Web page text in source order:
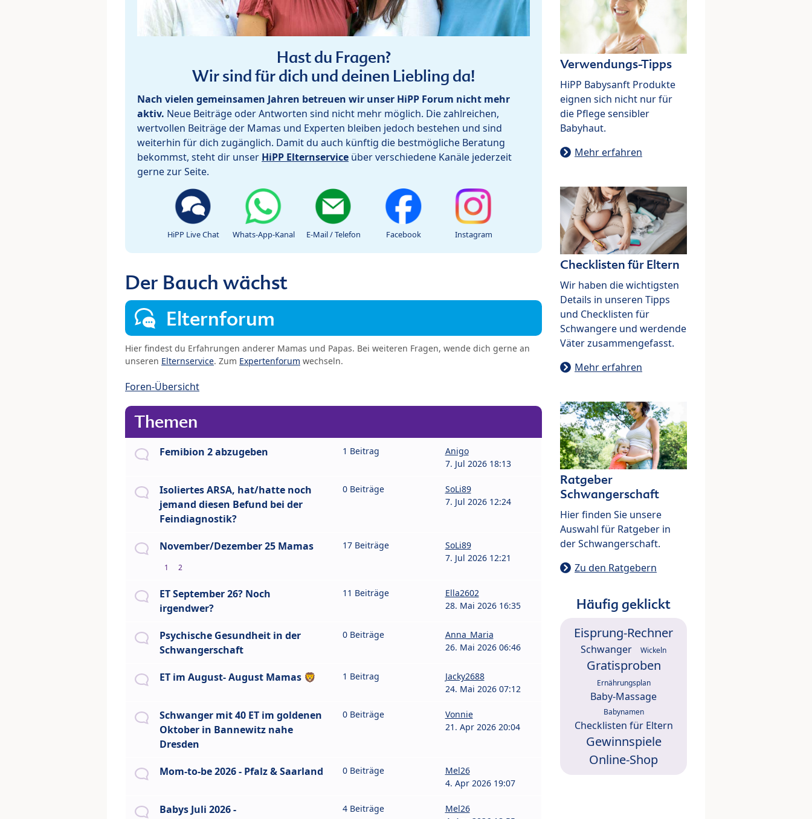
Hast du Fragen?
Wir sind für dich und deinen Liebling da!
Nach vielen gemeinsamen Jahren betreuen wir unser HiPP Forum nicht mehr
aktiv. Neue Beiträge oder Antworten sind nicht mehr möglich. Die zahlreichen,
wertvollen Beiträge der Mamas und Experten bleiben jedoch bestehen und sind
weiterhin für dich zugänglich. Damit du auch künftig die bestmögliche Beratung
bekommst, steht dir unser HiPP Elternservice über verschiedene Kanäle jederzeit
gerne zur Seite.
HiPP Live Chat Whats-App-Kanal E-Mail / Telefon Facebook Instagram
Der Bauch wächst
Elternforum
Hier findest du Erfahrungen anderer Mamas und Papas. Bei weiteren Fragen, wende dich gerne an
unseren Elternservice. Zum Expertenforum wechseln.
Foren-Übersicht
Themen
Femibion 2 abzugeben 1 Beitrag
Anigo
7. Jul 2026 18:13
Isoliertes ARSA, hat/hatte noch
jemand diesen Befund bei der
Feindiagnostik?
0 Beiträge
SoLi89
7. Jul 2026 12:24
November/Dezember 25 Mamas
1 2
17 Beiträge
SoLi89
7. Jul 2026 12:21
ET September 26? Noch
irgendwer?
11 Beiträge
Ella2602
28. Mai 2026 16:35
Psychische Gesundheit in der
Schwangerschaft
0 Beiträge
Anna_Maria
26. Mai 2026 06:46
ET im August- August Mamas 🦁 1 Beitrag
Jacky2688
24. Mai 2026 07:12
Schwanger mit 40 ET im goldenen
Oktober in Bannewitz nahe
Dresden
0 Beiträge
Vonnie
21. Apr 2026 20:04
Mom-to-be 2026 - Pfalz & Saarland 0 Beiträge
Mel26
4. Apr 2026 19:07
Babys Juli 2026 - 4 Beiträge
Mel26
Verwendungs-Tipps
HiPP Babysanft Produkte
eignen sich nicht nur für
die Pflege sensibler
Babyhaut.
Mehr erfahren
Checklisten für Eltern
Wir haben die wichtigsten
Details in unseren Tipps
und Checklisten für
Schwangere und werdende
Väter zusammengefasst.
Mehr erfahren
Ratgeber
Schwangerschaft
Hier finden Sie unsere
Auswahl für Ratgeber in
der Schwangerschaft.
Zu den Ratgebern
Häufig geklickt
Eisprung-Rechner
Schwanger Wickeln
Gratisproben
Ernährungsplan
Baby-Massage
Babynamen
Checklisten für Eltern
Gewinnspiele
Online-Shop